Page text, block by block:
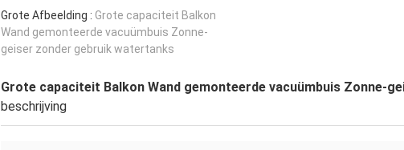
Grote Afbeelding : Grote capaciteit Balkon
Wand gemonteerde vacuümbuis Zonne-
geiser zonder gebruik watertanks
Grote capaciteit Balkon Wand gemonteerde vacuümbuis Zonne-
beschrijving